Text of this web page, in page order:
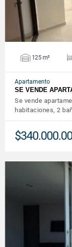
125 m²
Apartamento
SE VENDE
Se vende
habitaciones, 2